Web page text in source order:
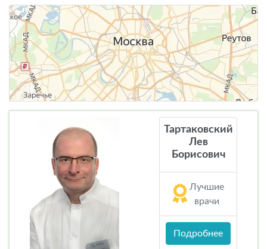
Тартаковский
Лев
Борисович
Лучшие
врачи
Подробнее